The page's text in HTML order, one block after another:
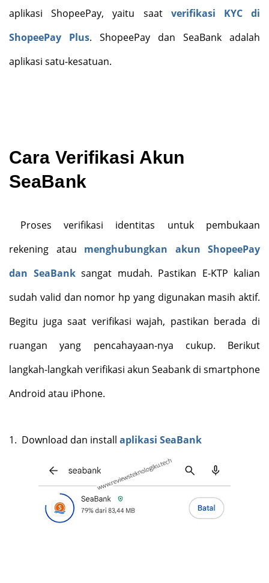
aplikasi ShopeePay, yaitu saat verifikasi KYC di
ShopeePay Plus. ShopeePay dan SeaBank adalah
aplikasi satu-kesatuan.
Cara Verifikasi Akun
SeaBank
Proses verifikasi identitas untuk pembukaan
rekening atau menghubungkan akun ShopeePay
dan SeaBanksangat mudah. Pastikan E-KTP kalian
sudah valid dan nomor hp yang digunakan masih aktif.
Begitu juga saat verifikasi wajah, pastikan berada di
ruangan yang pencahayaan-nya cukup. Berikut
langkah-langkah verifikasi akun Seabank di smartphone
Android atau iPhone.
1. Download dan install aplikasi SeaBank